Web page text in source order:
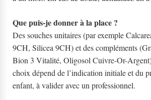
Que puis-je donner à la place ?
Des souches unitaires (par exemple
9CH, Silicea 9CH) et des compléments
Bion 3 Vitalité, Oligosol Cuivre-Or-
choix dépend de l’indication initiale et du
enfant, à valider avec un professionnel.